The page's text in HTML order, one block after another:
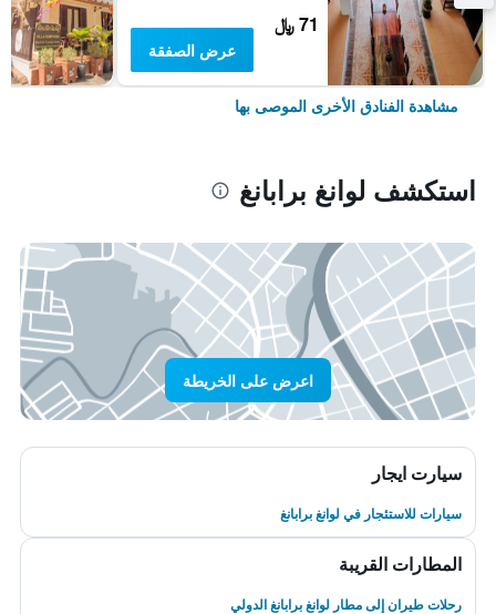
71 ﷼
عرض الصفقة
مشاهدة الفنادق الأخرى الموصى بها
استكشف لوانغ برابانغ
اعرض على الخريطة
سيارت ايجار
سيارات للاستئجار في لوانغ برابانغ
المطارات القريبة
رحلات طيران إلى مطار لوانغ برابانغ الدولي